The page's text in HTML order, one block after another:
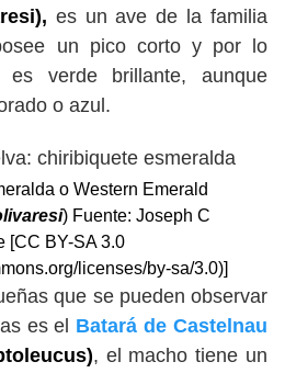
es un ave de la familia
un pico corto y por lo
verde brillante, aunque
o azul.
o Western Emerald
) Fuente: Joseph C
[CC BY-SA 3.0
licenses/by-sa/3.0)]
que se pueden observar
es el Batará de Castelnau
, el macho tiene un